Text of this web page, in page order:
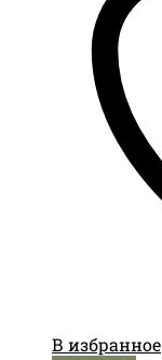
В избранное